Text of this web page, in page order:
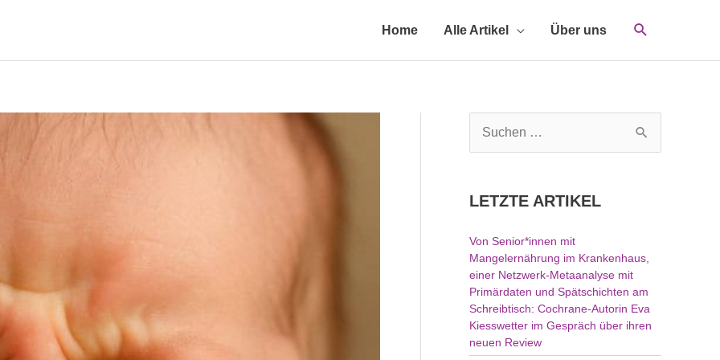
Home Alle Artikel Über uns
u
e
n
c
h
:
LETZTE ARTIKEL
Von Senior*innen mit
Mangelernährung im Krankenhaus,
einer Netzwerk-Metaanalyse mit
Primärdaten und Spätschichten am
Schreibtisch: Cochrane-Autorin Eva
Kiesswetter im Gespräch über ihren
neuen Review